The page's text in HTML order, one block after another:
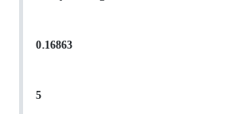
0.16863
5